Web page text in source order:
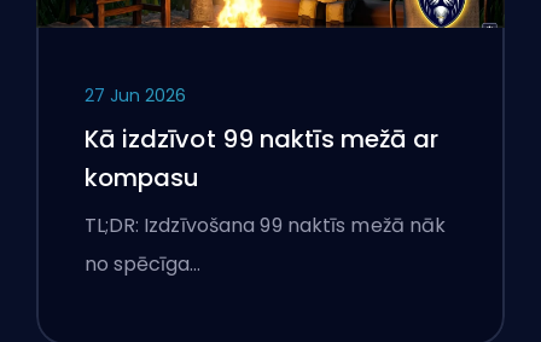
27 Jun 2026
Kā izdzīvot 99 naktīs mežā ar
kompasu
TL;DR: Izdzīvošana 99 naktīs mežā nāk
no spēcīga…